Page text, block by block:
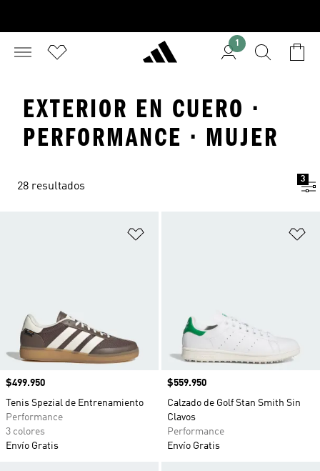
1
EXTERIOR EN CUERO ·
PERFORMANCE · MUJER
28 resultados
3
Precio
$499.950
Tenis Spezial de Entrenamiento
Performance
3 colores
Envío Gratis
Precio
$559.950
Calzado de Golf Stan Smith Sin
Clavos
Performance
Envío Gratis